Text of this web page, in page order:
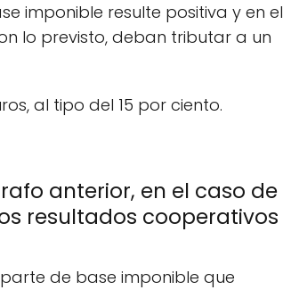
imponible resulte positiva y en el
lo previsto, deban tributar a un
al tipo del 15 por ciento.
anterior, en el caso de
resultados cooperativos
de base imponible que